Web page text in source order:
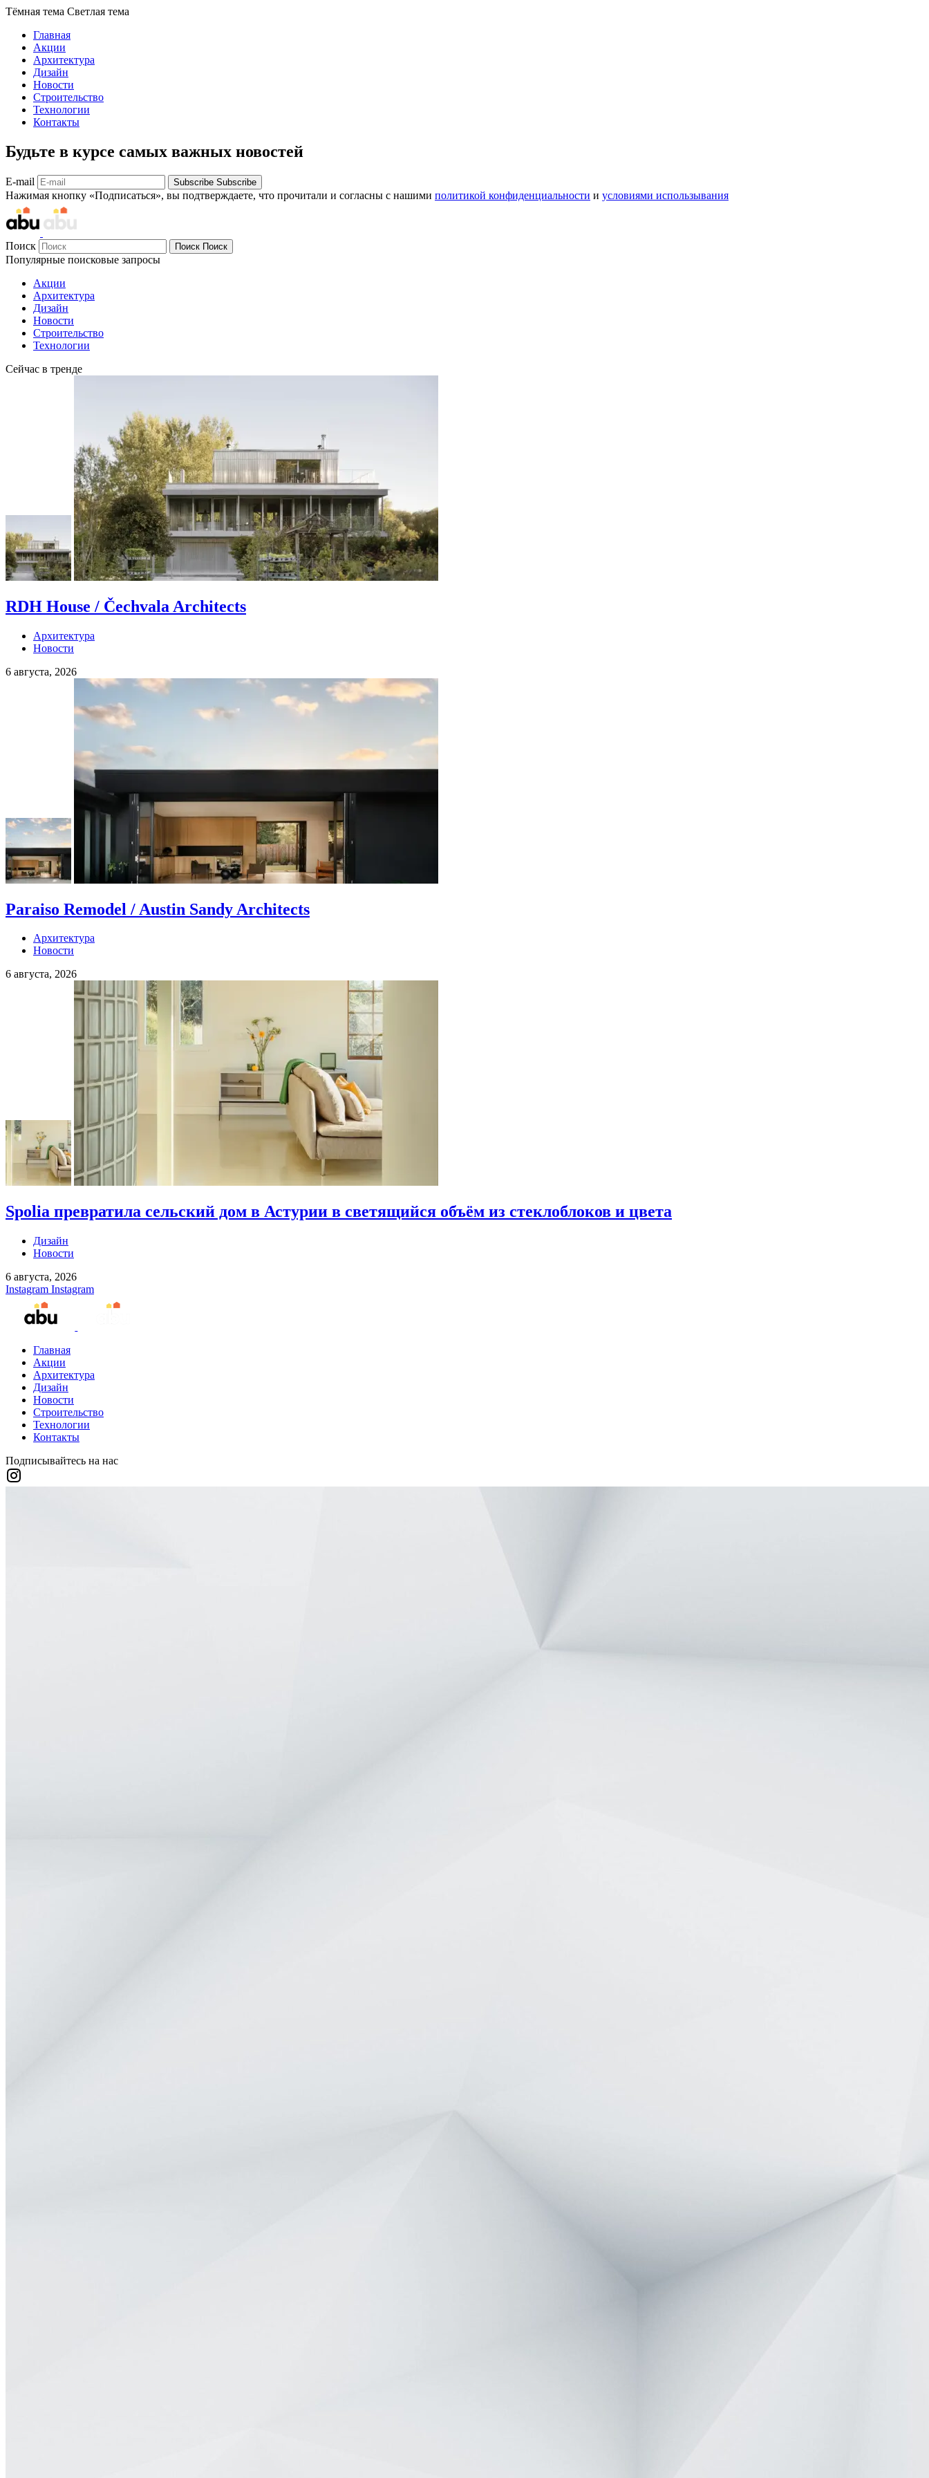
Тёмная тема Светлая тема
Главная
Акции
Архитектура
Дизайн
Новости
Строительство
Технологии
Контакты
Будьте в курсе самых важных новостей
E-mail Subscribe Subscribe
Нажимая кнопку «Подписаться», вы подтверждаете, что прочитали и согласны с нашими политикой конфиденциальности и условиями использывания
Поиск Поиск Поиск
Популярные поисковые запросы
Акции
Архитектура
Дизайн
Новости
Строительство
Технологии
Сейчас в тренде
RDH House / Čechvala Architects
Архитектура
Новости
6 августа, 2026
Paraiso Remodel / Austin Sandy Architects
Архитектура
Новости
6 августа, 2026
Spolia превратила сельский дом в Астурии в светящийся объём из стеклоблоков и цвета
Дизайн
Новости
6 августа, 2026
Instagram Instagram
Главная
Акции
Архитектура
Дизайн
Новости
Строительство
Технологии
Контакты
Подписывайтесь на нас